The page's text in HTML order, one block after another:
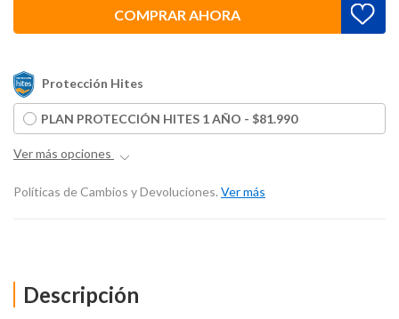
COMPRAR AHORA
Protección Hites
PLAN PROTECCIÓN HITES 1 AÑO - $81.990
Ver más opciones
Políticas de Cambios y Devoluciones. Ver más
Descripción